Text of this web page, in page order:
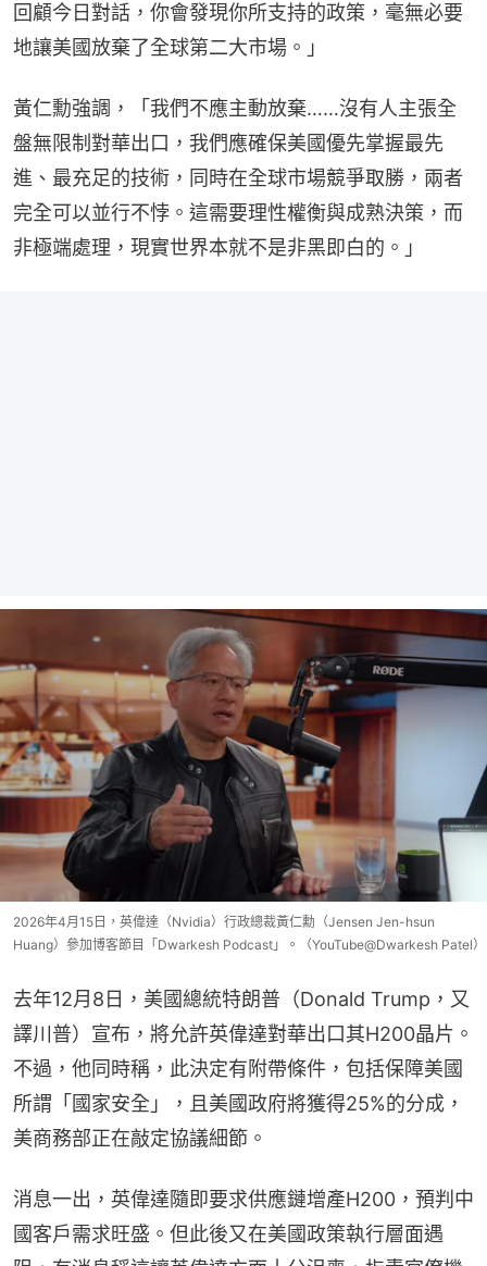
回顧今日對話，你會發現你所支持的政策，毫無必要
地讓美國放棄了全球第二大市場。」
黃仁勳強調，「我們不應主動放棄……沒有人主張全
盤無限制對華出口，我們應確保美國優先掌握最先
進、最充足的技術，同時在全球市場競爭取勝，兩者
完全可以並行不悖。這需要理性權衡與成熟決策，而
非極端處理，現實世界本就不是非黑即白的。」
2026年4月15日，英偉達（Nvidia）行政總裁黃仁勳（Jensen Jen-hsun
Huang）參加博客節目「Dwarkesh Podcast」。（YouTube@Dwarkesh Patel）
去年12月8日，美國總統特朗普（Donald Trump，又
譯川普）宣布，將允許英偉達對華出口其H200晶片。
不過，他同時稱，此決定有附帶條件，包括保障美國
所謂「國家安全」，且美國政府將獲得25%的分成，
美商務部正在敲定協議細節。
消息一出，英偉達隨即要求供應鏈增產H200，預判中
國客戶需求旺盛。但此後又在美國政策執行層面遇